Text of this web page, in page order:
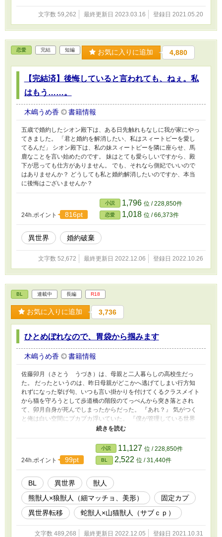
文字数 59,262 最終更新日 2023.03.16 登録日 2021.05.20
恋愛 完結 短編 お気に入りに追加 4,880
【完結済】後悔していると言われても、ねぇ。私
はもう……。
木嶋うめ香 書籍情報
五歳で婚約したシオン殿下は、ある日先触れもなしに我が家にやっ
てきました。 「君と婚約を解消したい、私はスィートピーを愛し
てるんだ」 シオン殿下は、私の妹スィートピーを隣に座らせ、馬
鹿なことを言い始めたのです。 妹はとても愛らしいですから、殿
下が思っても仕方がありません。 でも、それなら側妃でいいので
はありませんか？ どうしても私と婚約解消したいのですか、本当
に後悔はございませんか？
24h.ポイント 816pt
小説 1,796 位 / 228,850件
恋愛 1,018 位 / 66,373件
異世界 婚約破棄
文字数 52,672 最終更新日 2022.12.06 登録日 2022.10.26
BL 連載中 長編 R18
お気に入りに追加 3,736
ひとめぼれなので、胃袋から掴みます
木嶋うめ香 書籍情報
佐藤卯月（さとう うづき）は、母親と二人暮らしの高校生だっ
た。 だったというのは、昨日母親がどこかへ逃げてしまい行方知
れずになった挙げ句、いつも言い掛かりを付けてくるクラスメイト
から猫を守ろうとして歩道橋の階段のてっぺんから突き落とされ
て、卯月自身が死んでしまったからだった。 『あれ？』 気がつく
と俺は白い空間にプカプカ浮いていた。 『僕が管理している世界
で暮らしてみない？』 声をかけてきた光の玉に驚いていると、光
の玉は自分はある世界の神だと名乗った。 そして、さっき俺がク
ラスメイトから守った猫だとも。 クラスメイトから守った猫は、
偶然地球に遊びに来ていたよその世界の神だったのだ。 『他の世
界にいる間は、擬態している動物の能力しか使えないから、僕は君
に助けて貰ったんだ。だからこれはお礼とお詫びだよ』 お礼とお
詫びと言われたら、拒否するのはなんだか悪い気がして、卯月は有
り難く神様の世界に住むことになった。 『赤ん坊からだと大変だ
から、君の今の年齢こっちに来てもらうよ。体は僕の世界に対応出
来るようにするから安心して』 にこにこと笑う神様は、おまけも
つけたよと俺を白い空間から送り出したのだった。 18禁展開はウ
ヅキが成人してからです。 だいぶ後半です……。
24h.ポイント 99pt
小説 11,127 位 / 228,850件
BL 2,522 位 / 31,440件
BL 異世界
獣人
熊獣人×狼獣人（細マッチョ、美形）
固定カプ
異世界転移
蛇獣人×山猫獣人（サブｃｐ）
文字数 489,268 最終更新日 2022.12.05 登録日 2021.10.31